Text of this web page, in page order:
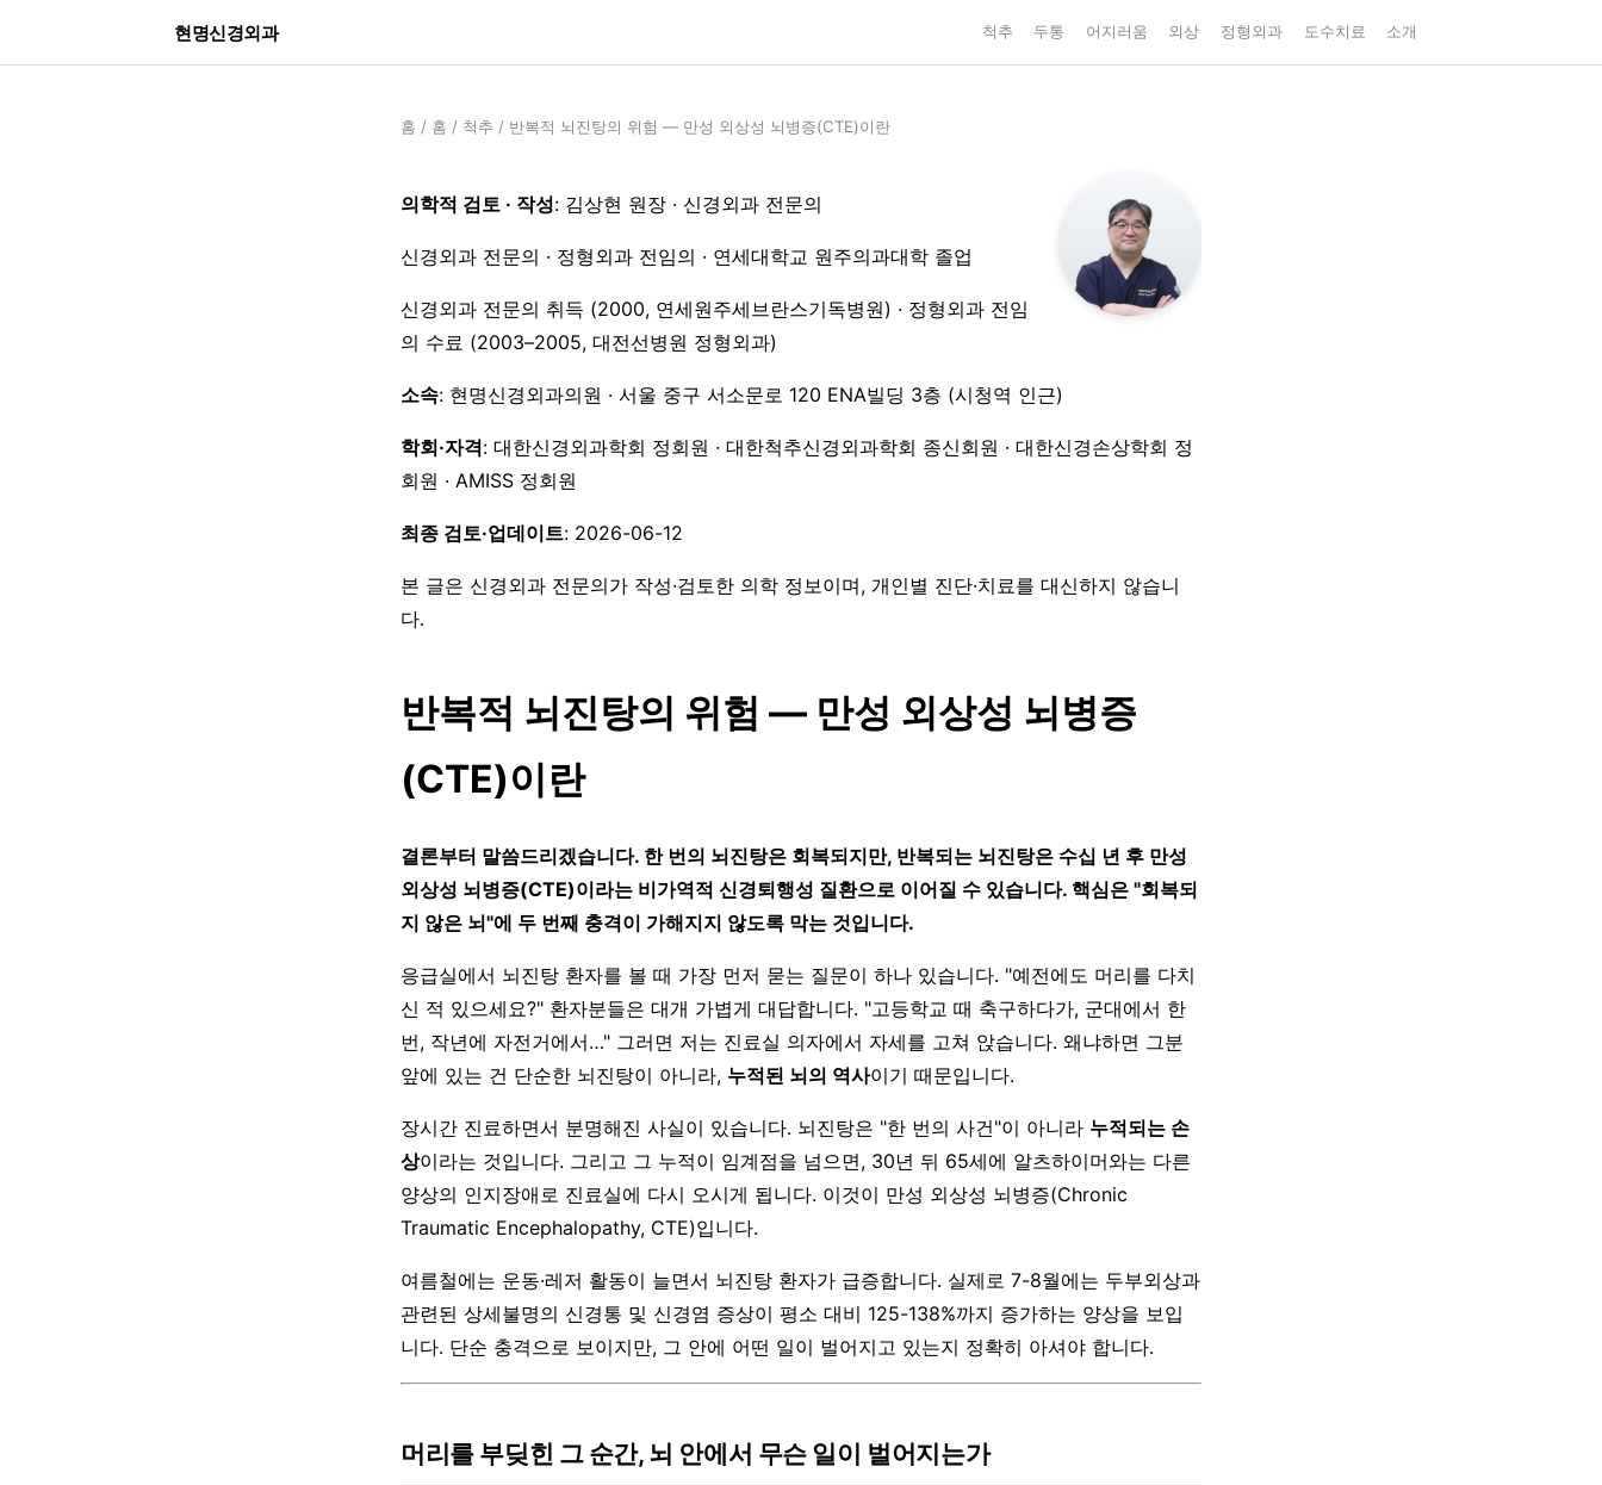
현명신경외과 척추 두통 어지러움 외상 정형외과 도수치료 소개
홈 / 홈 / 척추 / 반복적 뇌진탕의 위험 — 만성 외상성 뇌병증(CTE)이란
의학적 검토 · 작성: 김상현 원장 · 신경외과 전문의
신경외과 전문의 · 정형외과 전임의 · 연세대학교 원주의과대학 졸업
신경외과 전문의 취득 (2000, 연세원주세브란스기독병원) · 정형외과 전임
의 수료 (2003–2005, 대전선병원 정형외과)
소속: 현명신경외과의원 · 서울 중구 서소문로 120 ENA빌딩 3층 (시청역 인근)
학회·자격: 대한신경외과학회 정회원 · 대한척추신경외과학회 종신회원 · 대한신경손상학회 정
회원 · AMISS 정회원
최종 검토·업데이트: 2026-06-12
본 글은 신경외과 전문의가 작성·검토한 의학 정보이며, 개인별 진단·치료를 대신하지 않습니
다.
반복적 뇌진탕의 위험 — 만성 외상성 뇌병증
(CTE)이란
결론부터 말씀드리겠습니다. 한 번의 뇌진탕은 회복되지만, 반복되는 뇌진탕은 수십 년 후 만성
외상성 뇌병증(CTE)이라는 비가역적 신경퇴행성 질환으로 이어질 수 있습니다. 핵심은 "회복되
지 않은 뇌"에 두 번째 충격이 가해지지 않도록 막는 것입니다.
응급실에서 뇌진탕 환자를 볼 때 가장 먼저 묻는 질문이 하나 있습니다. "예전에도 머리를 다치
신 적 있으세요?" 환자분들은 대개 가볍게 대답합니다. "고등학교 때 축구하다가, 군대에서 한
번, 작년에 자전거에서…" 그러면 저는 진료실 의자에서 자세를 고쳐 앉습니다. 왜냐하면 그분
앞에 있는 건 단순한 뇌진탕이 아니라, 누적된 뇌의 역사이기 때문입니다.
장시간 진료하면서 분명해진 사실이 있습니다. 뇌진탕은 "한 번의 사건"이 아니라 누적되는 손
상이라는 것입니다. 그리고 그 누적이 임계점을 넘으면, 30년 뒤 65세에 알츠하이머와는 다른
양상의 인지장애로 진료실에 다시 오시게 됩니다. 이것이 만성 외상성 뇌병증(Chronic
Traumatic Encephalopathy, CTE)입니다.
여름철에는 운동·레저 활동이 늘면서 뇌진탕 환자가 급증합니다. 실제로 7-8월에는 두부외상과
관련된 상세불명의 신경통 및 신경염 증상이 평소 대비 125-138%까지 증가하는 양상을 보입
니다. 단순 충격으로 보이지만, 그 안에 어떤 일이 벌어지고 있는지 정확히 아셔야 합니다.
머리를 부딪힌 그 순간, 뇌 안에서 무슨 일이 벌어지는가